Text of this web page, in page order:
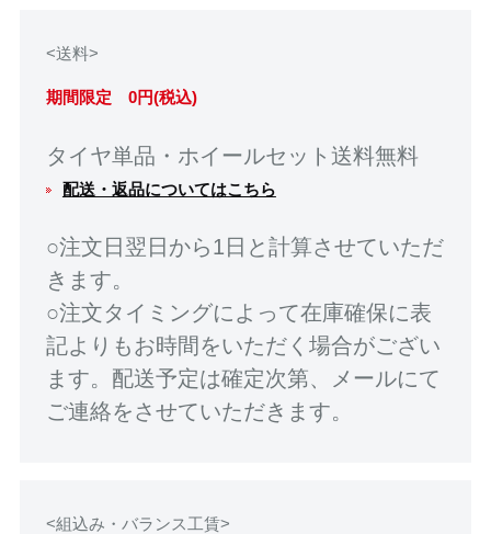
<送料>
期間限定 0円(税込)
タイヤ単品・ホイールセット送料無料
配送・返品についてはこちら
○注文日翌日から1日と計算させていただ
きます。
○注文タイミングによって在庫確保に表
記よりもお時間をいただく場合がござい
ます。配送予定は確定次第、メールにて
ご連絡をさせていただきます。
<組込み・バランス工賃>